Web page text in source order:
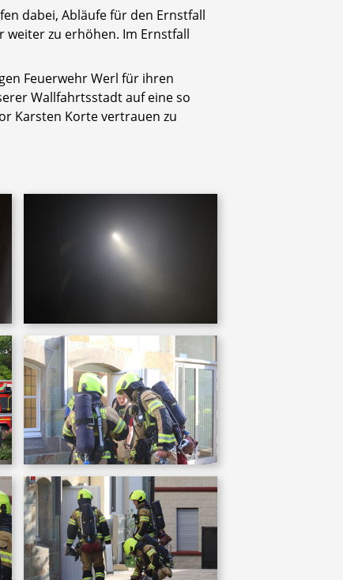
dabei, Abläufe für den Ernstfall
weiter zu erhöhen. Im Ernstfall
Feuerwehr Werl für ihren
Wallfahrtsstadt auf eine so
Karsten Korte vertrauen zu